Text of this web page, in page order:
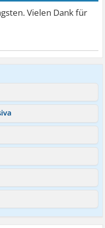
Vielen Dank für